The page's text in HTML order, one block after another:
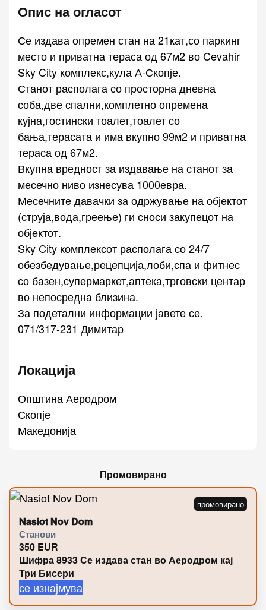
Опис на огласот
Се издава опремен стан на 21кат,со паркинг
место и приватна тераса од 67м2 во Cevahir
Sky City комплекс,кула А-Скопје.
Станот располага со просторна дневна
соба,две спални,комплетно опремена
кујна,гостински тоалет,тоалет со
бања,терасата и има вкупно 99м2 и приватна
тераса од 67м2.
Вкупна вредност за издавање на станот за
месечно ниво изнесува 1000евра.
Месечните давачки за одржување на објектот
(струја,вода,греење) ги сноси закупецот на
објектот.
Sky City комплексот располага со 24/7
обезбедување,рецепција,лоби,спа и фитнес
со базен,супермаркет,аптека,трговски центар
во непосредна близина.
За подетални информации јавете се.
071/317-231 Димитар
Локација
Општина Аеродром
Скопје
Македонија
Промовирано
Nasiot Nov Dom
Станови
350 EUR
Шифра 8933 Се издава стан во Аеродром кај
Три Бисери
се изнајмува